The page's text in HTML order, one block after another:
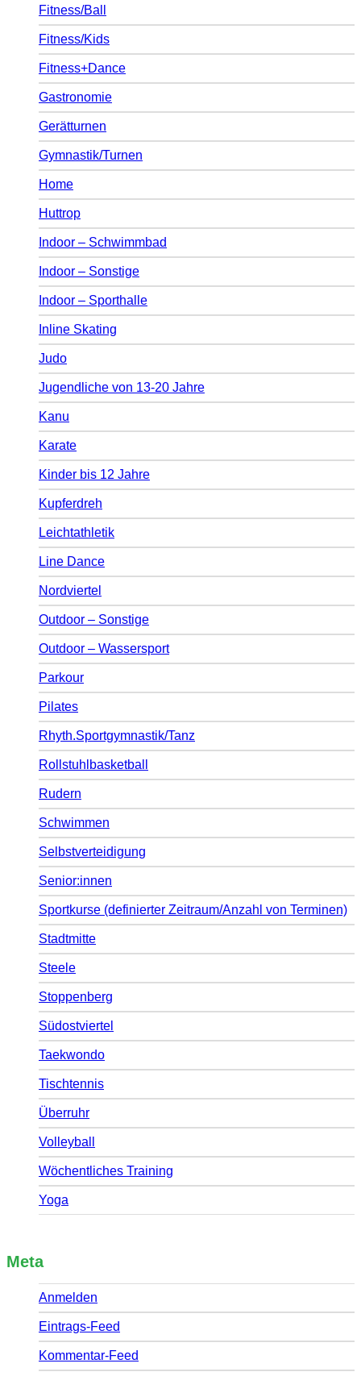
Fitness/Ball
Fitness/Kids
Fitness+Dance
Gastronomie
Gerätturnen
Gymnastik/Turnen
Home
Huttrop
Indoor – Schwimmbad
Indoor – Sonstige
Indoor – Sporthalle
Inline Skating
Judo
Jugendliche von 13-20 Jahre
Kanu
Karate
Kinder bis 12 Jahre
Kupferdreh
Leichtathletik
Line Dance
Nordviertel
Outdoor – Sonstige
Outdoor – Wassersport
Parkour
Pilates
Rhyth.Sportgymnastik/Tanz
Rollstuhlbasketball
Rudern
Schwimmen
Selbstverteidigung
Senior:innen
Sportkurse (definierter Zeitraum/Anzahl von Terminen)
Stadtmitte
Steele
Stoppenberg
Südostviertel
Taekwondo
Tischtennis
Überruhr
Volleyball
Wöchentliches Training
Yoga
Meta
Anmelden
Eintrags-Feed
Kommentar-Feed